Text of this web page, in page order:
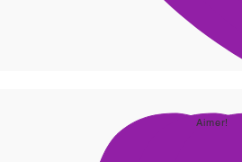
Aimer!